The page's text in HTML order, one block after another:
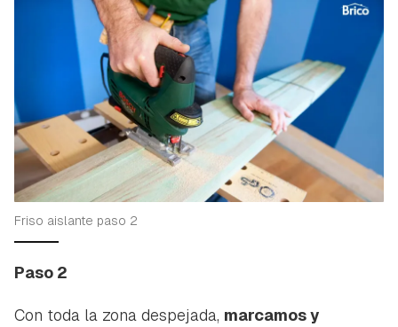
Friso aislante paso 2
Paso 2
Con toda la zona despejada, marcamos y